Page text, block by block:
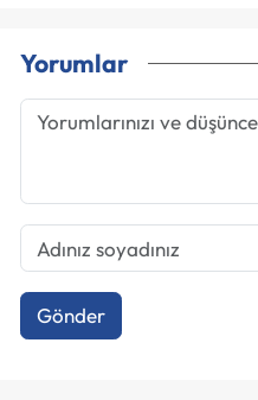
Yorumlar
Gönder